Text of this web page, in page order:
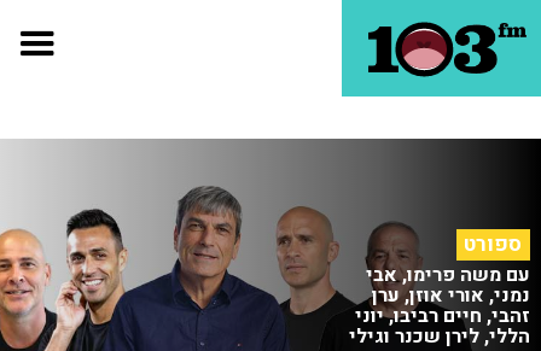
ספורט
עם משה פרימו, אבי
נמני, אורי אוזן, ערן
זהבי, חיים רביבו, יוני
הללי, לירן שכנר וגילי